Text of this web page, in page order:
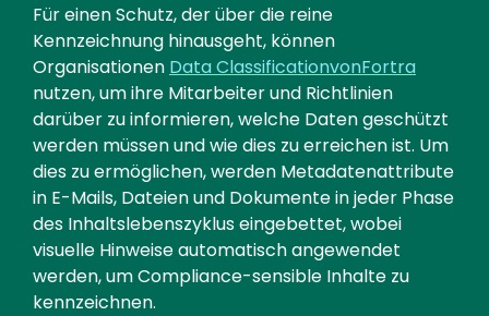
Für einen Schutz, der über die reine
Kennzeichnung hinausgeht, können
Organisationen Data ClassificationvonFortra
nutzen, um ihre Mitarbeiter und Richtlinien
darüber zu informieren, welche Daten geschützt
werden müssen und wie dies zu erreichen ist. Um
dies zu ermöglichen, werden Metadatenattribute
in E-Mails, Dateien und Dokumente in jeder Phase
des Inhaltslebenszyklus eingebettet, wobei
visuelle Hinweise automatisch angewendet
werden, um Compliance-sensible Inhalte zu
kennzeichnen.